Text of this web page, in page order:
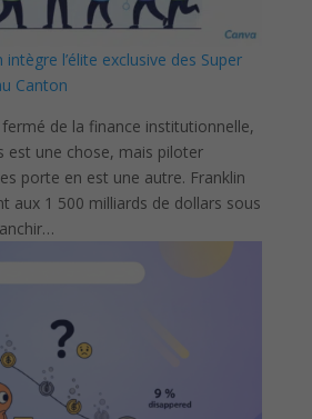
l’élite exclusive des Super
Canton
de la finance institutionnelle,
est une chose, mais piloter
porte en est une autre. Franklin
aux 1 500 milliards de dollars sous